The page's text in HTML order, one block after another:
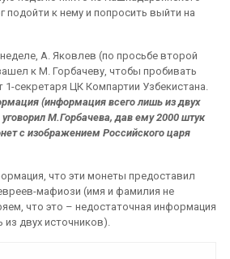
подойти к нему и попросить выйти на
А. Яковлев (по просьбе второй
к М. Горбачеву, чтобы пробивать
1-секретаря ЦК Компартии Узбекистана.
(информация всего лишь из двух
уговорил М.Горбачева, дав ему 2000 штук
с изображением Российского царя
что эти монеты предоставил
мафиози (имя и фамилия не
что это – недостаточная информация
двух источников).